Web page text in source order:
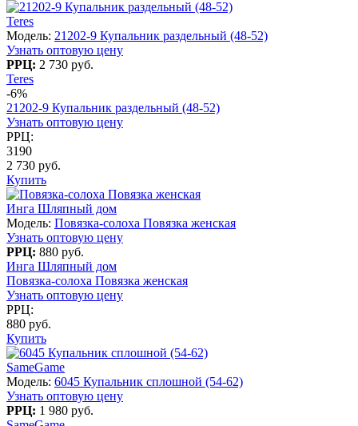
Teres
Модель: 21202-9 Купальник раздельный (48-52)
Узнать оптовую цену
РРЦ: 2 730 руб.
Teres
-6%
21202-9 Купальник раздельный (48-52)
Узнать оптовую цену
РРЦ:
3190
2 730 руб.
Купить
Инга Шляпный дом
Модель: Повязка-солоха Повязка женская
Узнать оптовую цену
РРЦ: 880 руб.
Инга Шляпный дом
Повязка-солоха Повязка женская
Узнать оптовую цену
РРЦ:
880 руб.
Купить
SameGame
Модель: 6045 Купальник сплошной (54-62)
Узнать оптовую цену
РРЦ: 1 980 руб.